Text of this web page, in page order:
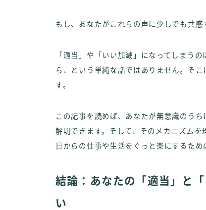
もし、あなたがこれらの声に少しでも共
「適当」や「いい加減」になってしまう
ら、という単純な話ではありません。そ
す。
この記事を読めば、あなたが無意識のう
解明できます。そして、そのメカニズム
日からの仕事や生活をぐっと楽にするた
結論：あなたの「適当」と
い